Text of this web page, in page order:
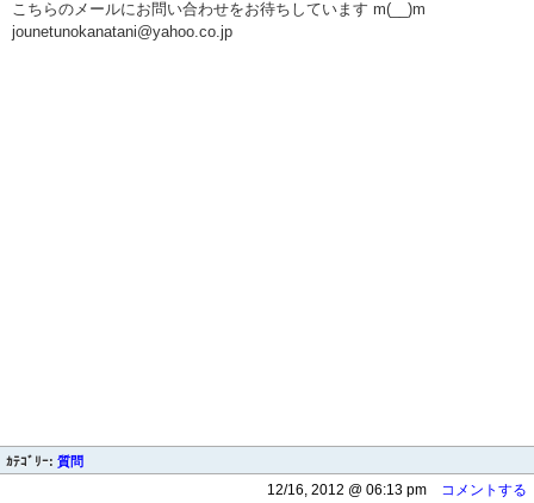
こちらのメールにお問い合わせをお待ちしています m(__)m
jounetunokanatani@yahoo.co.jp
ｶﾃｺﾞﾘｰ: 質問
12/16, 2012 @ 06:13 pm コメントする